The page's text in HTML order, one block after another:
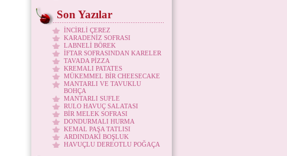
Son Yazılar
İNCİRLİ ÇEREZ
KARADENİZ SOFRASI
LABNELİ BÖREK
İFTAR SOFRASINDAN KARELER
TAVADA PİZZA
KREMALI PATATES
MÜKEMMEL BİR CHEESECAKE
MANTARLI VE TAVUKLU
BOHÇA
MANTARLI SUFLE
RULO HAVUÇ SALATASI
BİR MELEK SOFRASI
DONDURMALI HURMA
KEMAL PAŞA TATLISI
ARDINDAKİ BOŞLUK
HAVUÇLU DEREOTLU POĞAÇA